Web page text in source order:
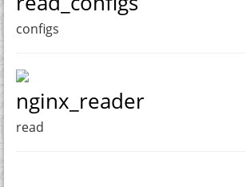
configs
nginx_reader
read